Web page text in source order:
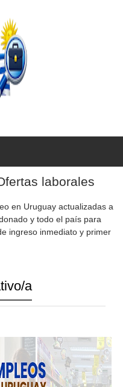
laborales
en Uruguay actualizadas a
y todo el país para
ingreso inmediato y primer
a